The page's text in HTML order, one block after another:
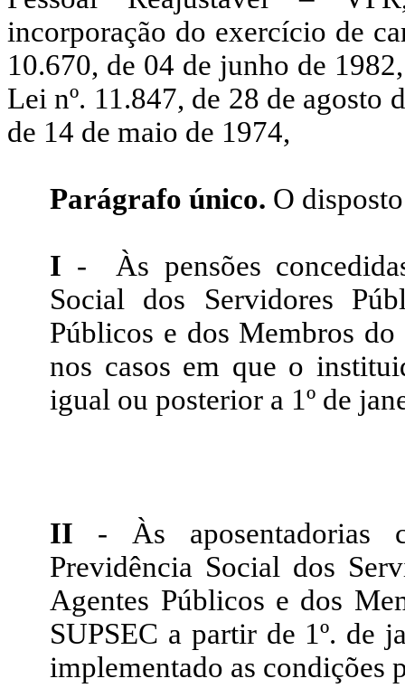
incorporação do exercício de
10.670, de 04 de junho de
Lei nº. 11.847, de 28 de agosto
de 14 de maio de 1974,
Parágrafo único. O
I - Às pensões
Social dos Servidores
Públicos e dos Membros
nos casos em que o
igual ou posterior a 1º de
II - Às aposentadorias
Previdência Social dos
Agentes Públicos e dos
SUPSEC a partir de 1º. de
implementado as condições